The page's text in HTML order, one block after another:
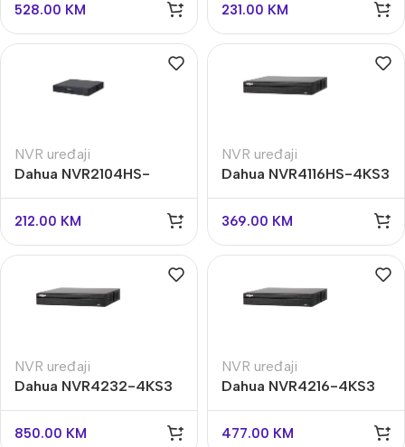
528.00 KM 231.00 KM
NVR uređaji
Dahua NVR2104HS-
4KS3 4 kanala
212.00 KM
NVR uređaji
Dahua NVR4116HS-4KS3
16 kanalni snimač
369.00 KM
NVR uređaji
Dahua NVR4232-4KS3
850.00 KM
NVR uređaji
Dahua NVR4216-4KS3
477.00 KM